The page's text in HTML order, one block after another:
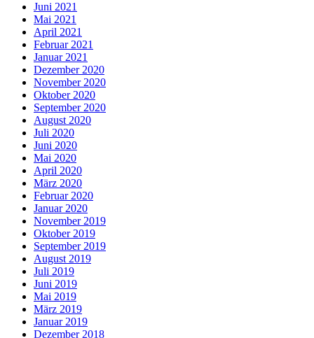
Juni 2021
Mai 2021
April 2021
Februar 2021
Januar 2021
Dezember 2020
November 2020
Oktober 2020
September 2020
August 2020
Juli 2020
Juni 2020
Mai 2020
April 2020
März 2020
Februar 2020
Januar 2020
November 2019
Oktober 2019
September 2019
August 2019
Juli 2019
Juni 2019
Mai 2019
März 2019
Januar 2019
Dezember 2018